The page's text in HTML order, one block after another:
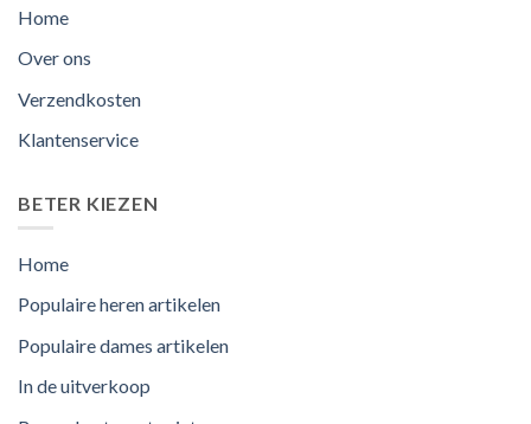
Home
Over ons
Verzendkosten
Klantenservice
BETER KIEZEN
Home
Populaire heren artikelen
Populaire dames artikelen
In de uitverkoop